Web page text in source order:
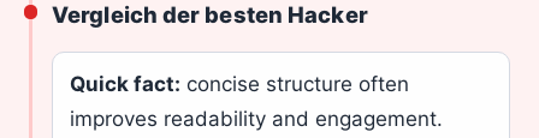
Vergleich der besten Hacker
Quick fact: concise structure often
improves readability and engagement.